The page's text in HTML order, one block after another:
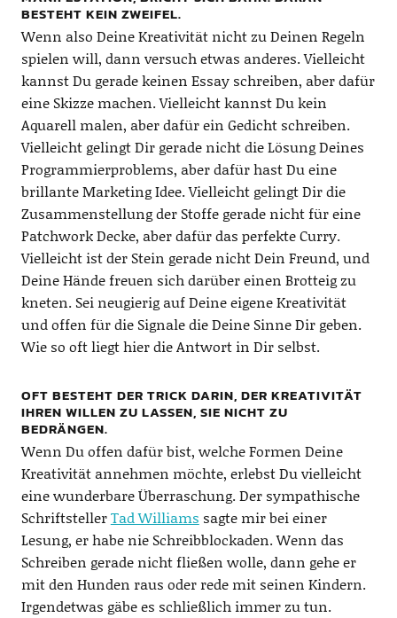
BESTEHT KEIN ZWEIFEL.
Wenn also Deine Kreativität nicht zu Deinen Regeln
spielen will, dann versuch etwas anderes. Vielleicht
kannst Du gerade keinen Essay schreiben, aber dafür
eine Skizze machen. Vielleicht kannst Du kein
Aquarell malen, aber dafür ein Gedicht schreiben.
Vielleicht gelingt Dir gerade nicht die Lösung Deines
Programmierproblems, aber dafür hast Du eine
brillante Marketing Idee. Vielleicht gelingt Dir die
Zusammenstellung der Stoffe gerade nicht für eine
Patchwork Decke, aber dafür das perfekte Curry.
Vielleicht ist der Stein gerade nicht Dein Freund, und
Deine Hände freuen sich darüber einen Brotteig zu
kneten. Sei neugierig auf Deine eigene Kreativität
und offen für die Signale die Deine Sinne Dir geben.
Wie so oft liegt hier die Antwort in Dir selbst.
OFT BESTEHT DER TRICK DARIN, DER KREATIVITÄT
IHREN WILLEN ZU LASSEN, SIE NICHT ZU
BEDRÄNGEN.
Wenn Du offen dafür bist, welche Formen Deine
Kreativität annehmen möchte, erlebst Du vielleicht
eine wunderbare Überraschung. Der sympathische
SchriftstellerTad Williams sagte mir bei einer
Lesung, er habe nie Schreibblockaden. Wenn das
Schreiben gerade nicht fließen wolle, dann gehe er
mit den Hunden raus oder rede mit seinen Kindern.
Irgendetwas gäbe es schließlich immer zu tun.